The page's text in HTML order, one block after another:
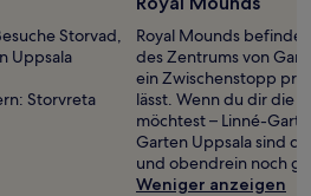
Storvad,
Uppsala
Storvreta
Royal Mounds
des Zentrums von
ein Zwischenstopp
lässt. Wenn du dir die
möchtest – Linné-
Garten Uppsala sind
und obendrein noch
Weniger anzeigen